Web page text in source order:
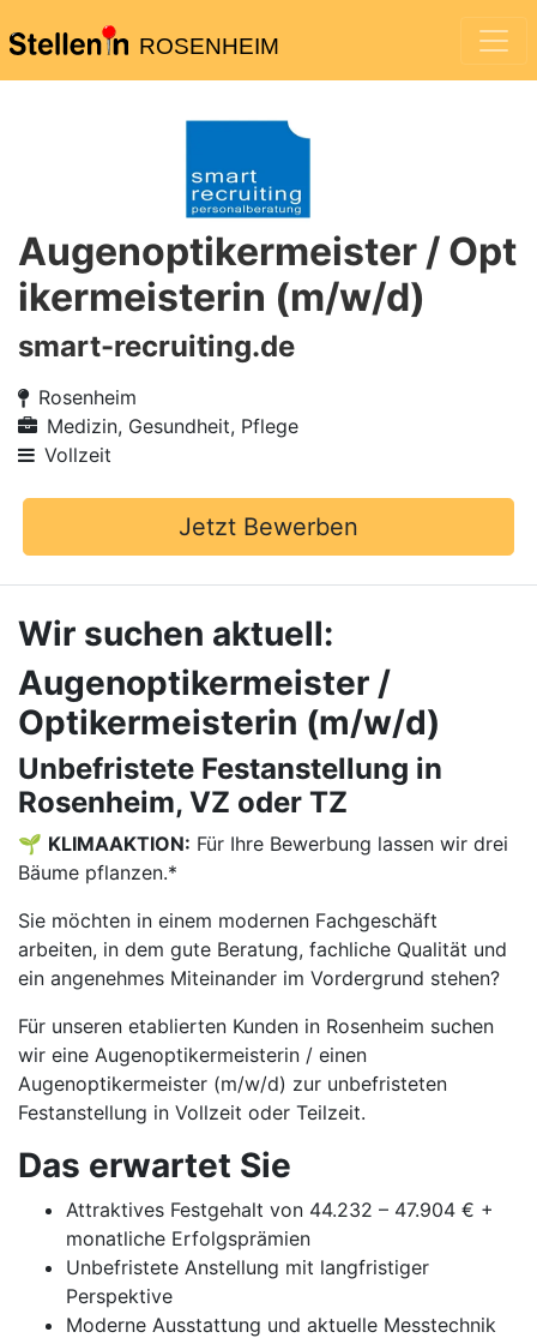
ROSENHEIM
Augenoptikermeister / Opt
ikermeisterin (m/w/d)
smart-recruiting.de
Rosenheim
Medizin, Gesundheit, Pflege
Vollzeit
Jetzt Bewerben
Wir suchen aktuell:
Augenoptikermeister /
Optikermeisterin (m/w/d)
Unbefristete Festanstellung in
Rosenheim, VZ oder TZ
🌱 KLIMAAKTION: Für Ihre Bewerbung lassen wir drei
Bäume pflanzen.*
Sie möchten in einem modernen Fachgeschäft
arbeiten, in dem gute Beratung, fachliche Qualität und
ein angenehmes Miteinander im Vordergrund stehen?
Für unseren etablierten Kunden in Rosenheim suchen
wir eine Augenoptikermeisterin / einen
Augenoptikermeister (m/w/d) zur unbefristeten
Festanstellung in Vollzeit oder Teilzeit.
Das erwartet Sie
Attraktives Festgehalt von 44.232 – 47.904 € +
monatliche Erfolgsprämien
Unbefristete Anstellung mit langfristiger
Perspektive
Moderne Ausstattung und aktuelle Messtechnik